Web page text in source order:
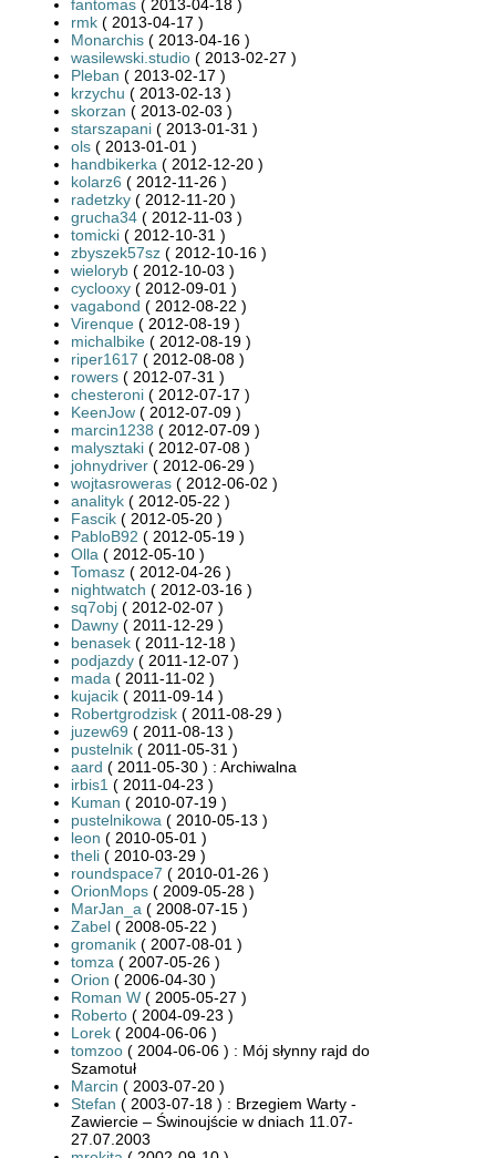
fantomas ( 2013-04-18 )
rmk ( 2013-04-17 )
Monarchis ( 2013-04-16 )
wasilewski.studio ( 2013-02-27 )
Pleban ( 2013-02-17 )
krzychu ( 2013-02-13 )
skorzan ( 2013-02-03 )
starszapani ( 2013-01-31 )
ols ( 2013-01-01 )
handbikerka ( 2012-12-20 )
kolarz6 ( 2012-11-26 )
radetzky ( 2012-11-20 )
grucha34 ( 2012-11-03 )
tomicki ( 2012-10-31 )
zbyszek57sz ( 2012-10-16 )
wieloryb ( 2012-10-03 )
cyclooxy ( 2012-09-01 )
vagabond ( 2012-08-22 )
Virenque ( 2012-08-19 )
michalbike ( 2012-08-19 )
riper1617 ( 2012-08-08 )
rowers ( 2012-07-31 )
chesteroni ( 2012-07-17 )
KeenJow ( 2012-07-09 )
marcin1238 ( 2012-07-09 )
malysztaki ( 2012-07-08 )
johnydriver ( 2012-06-29 )
wojtasroweras ( 2012-06-02 )
analityk ( 2012-05-22 )
Fascik ( 2012-05-20 )
PabloB92 ( 2012-05-19 )
Olla ( 2012-05-10 )
Tomasz ( 2012-04-26 )
nightwatch ( 2012-03-16 )
sq7obj ( 2012-02-07 )
Dawny ( 2011-12-29 )
benasek ( 2011-12-18 )
podjazdy ( 2011-12-07 )
mada ( 2011-11-02 )
kujacik ( 2011-09-14 )
Robertgrodzisk ( 2011-08-29 )
juzew69 ( 2011-08-13 )
pustelnik ( 2011-05-31 )
aard ( 2011-05-30 ) : Archiwalna
irbis1 ( 2011-04-23 )
Kuman ( 2010-07-19 )
pustelnikowa ( 2010-05-13 )
leon ( 2010-05-01 )
theli ( 2010-03-29 )
roundspace7 ( 2010-01-26 )
OrionMops ( 2009-05-28 )
MarJan_a ( 2008-07-15 )
Zabel ( 2008-05-22 )
gromanik ( 2007-08-01 )
tomza ( 2007-05-26 )
Orion ( 2006-04-30 )
Roman W ( 2005-05-27 )
Roberto ( 2004-09-23 )
Lorek ( 2004-06-06 )
tomzoo ( 2004-06-06 ) : Mój słynny rajd do
Szamotuł
Marcin ( 2003-07-20 )
Stefan ( 2003-07-18 ) : Brzegiem Warty -
Zawiercie – Świnoujście w dniach 11.07-
27.07.2003